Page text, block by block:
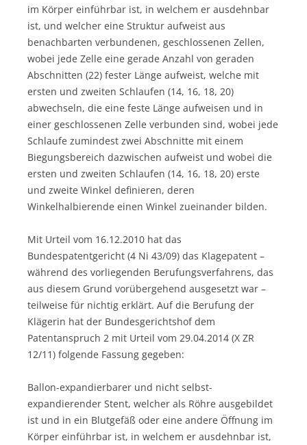
im Körper einführbar ist, in welchem er ausdehnbar
ist, und welcher eine Struktur aufweist aus
benachbarten verbundenen, geschlossenen Zellen,
wobei jede Zelle eine gerade Anzahl von geraden
Abschnitten (22) fester Länge aufweist, welche mit
ersten und zweiten Schlaufen (14, 16, 18, 20)
abwechseln, die eine feste Länge aufweisen und in
einer geschlossenen Zelle verbunden sind, wobei jede
Schlaufe zumindest zwei Abschnitte mit einem
Biegungsbereich dazwischen aufweist und wobei die
ersten und zweiten Schlaufen (14, 16, 18, 20) erste
und zweite Winkel definieren, deren
Winkelhalbierende einen Winkel zueinander bilden.
Mit Urteil vom 16.12.2010 hat das
Bundespatentgericht (4 Ni 43/09) das Klagepatent –
während des vorliegenden Berufungsverfahrens, das
aus diesem Grund vorübergehend ausgesetzt war –
teilweise für nichtig erklärt. Auf die Berufung der
Klägerin hat der Bundesgerichtshof dem
Patentanspruch 2 mit Urteil vom 29.04.2014 (X ZR
12/11) folgende Fassung gegeben:
Ballon-expandierbarer und nicht selbst-
expandierender Stent, welcher als Röhre ausgebildet
ist und in ein Blutgefäß oder eine andere Öffnung im
Körper einführbar ist, in welchem er ausdehnbar ist,